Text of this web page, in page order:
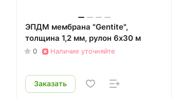
ЭПДМ мембрана "Gentite",
толщина 1,2 мм, рулон 6х30 м
0 Наличие уточняйте
Заказать